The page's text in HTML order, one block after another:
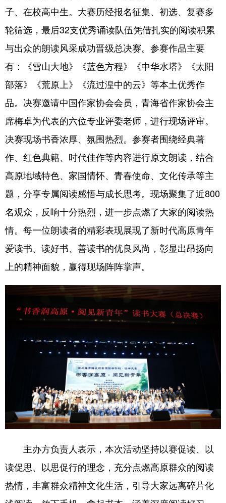
子、在校高中生。大赛历经报名征集、初选、复赛多
轮筛选，最后32支优秀诵读队伍凭借扎实的阅读积累
与出众的朗读风采成功晋级总决赛。参赛作品主要
有：《雪山大地》《蓝色方程》《中华水塔》《太阳
部落》《荒原上》《流过湟中的云》等本土优秀作
品。决赛邀请中国作家协会会员，青海省作家协会主
席梅卓为代表的六位专业评委老师，进行现场评审。
决赛现场书香浓厚、氛围热烈。参赛者围绕经典著
作、红色典籍、时代佳作等内容进行原文朗读，结合
高原地域特色、家国情怀、青春使命、文化传承等主
题，分享专属阅读感悟与成长思考。现场聚集了近800
名观众，反响十分热烈，进一步点燃了大家的阅读热
情。每一位朗读者的精彩表现展现了新时代高原青年
爱读书、读好书、善读书的优良风尚，彰显出昂扬向
上的精神面貌，赢得现场阵阵掌声。
主办方负责人表示，本次活动坚持以赛促读、以
读促思、以思促行的理念，充分点燃高原群众的阅读
热情，丰富群众精神文化生活，引导大家远离碎片化